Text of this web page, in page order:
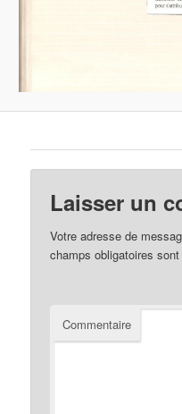
Laisser un
Votre adresse de
champs obligatoires
Commentaire